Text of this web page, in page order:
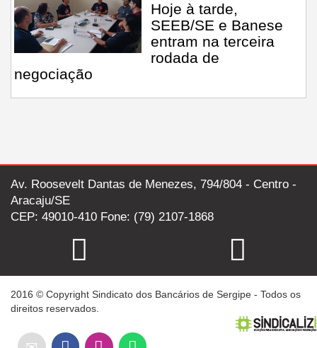
Hoje à tarde,
SEEB/SE e Banese
entram na terceira
rodada de
negociação
Av. Roosevelt Dantas de Menezes, 794/804 - Centro -
Aracaju/SE
CEP: 49010-410 Fone: (79) 2107-1868
2016 © Copyright Sindicato dos Bancários de Sergipe - Todos os
direitos reservados.